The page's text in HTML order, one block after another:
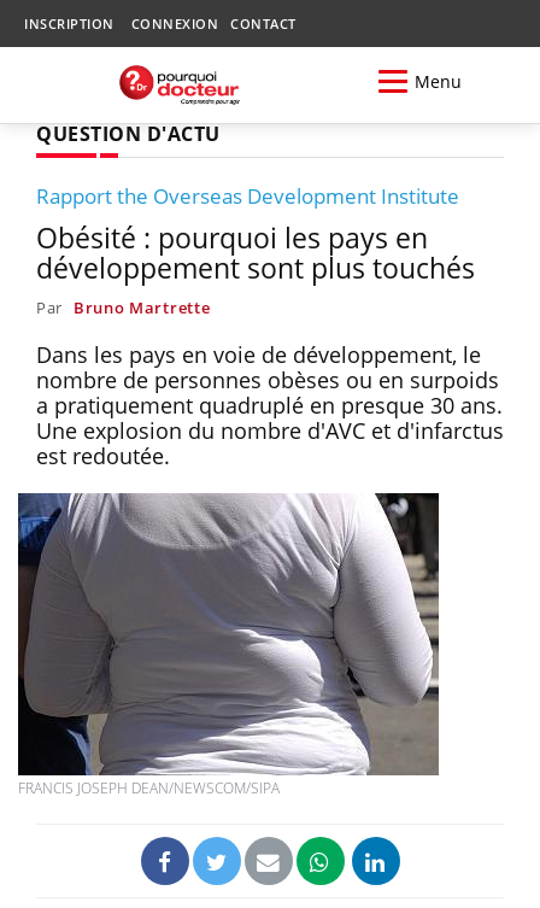
INSCRIPTION CONNEXION CONTACT
Menu
QUESTION D'ACTU
Rapport the Overseas Development Institute
Obésité : pourquoi les pays en
développement sont plus touchés
Par Bruno Martrette
Dans les pays en voie de développement, le
nombre de personnes obèses ou en surpoids
a pratiquement quadruplé en presque 30 ans.
Une explosion du nombre d'AVC et d'infarctus
est redoutée.
FRANCIS JOSEPH DEAN/NEWSCOM/SIPA